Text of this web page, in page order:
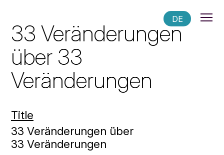
DE
33 Veränderungen
über 33
Veränderungen
Title
33 Veränderungen über
33 Veränderungen